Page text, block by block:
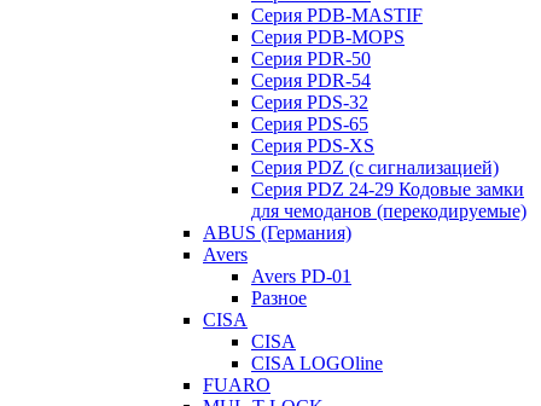
Серия PDB-MASTIF
Серия PDB-MOPS
Серия PDR-50
Серия PDR-54
Серия PDS-32
Серия PDS-65
Серия PDS-XS
Серия PDZ (с сигнализацией)
Серия PDZ 24-29 Кодовые замки
для чемоданов (перекодируемые)
ABUS (Германия)
Avers
Avers PD-01
Разное
CISA
CISA
CISA LOGOline
FUARO